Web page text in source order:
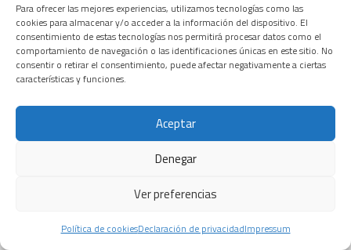
Para ofrecer las mejores experiencias, utilizamos tecnologías como las
cookies para almacenar y/o acceder a la información del dispositivo. El
consentimiento de estas tecnologías nos permitirá procesar datos como el
comportamiento de navegación o las identificaciones únicas en este sitio. No
consentir o retirar el consentimiento, puede afectar negativamente a ciertas
características y funciones.
Aceptar
Denegar
Ver preferencias
Política de cookiesDeclaración de privacidadImpressum